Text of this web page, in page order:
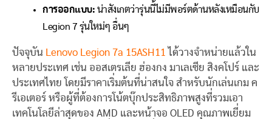
การออกแบบ: น่าสังเกตว่ารุ่นนี้ไม่มีพอร์ตด้านหลังเหมือนกับ
Legion 7 รุ่นใหม่ๆ อื่นๆ
ปัจจุบัน Lenovo Legion 7a 15ASH11
ได้วางจำหน่ายแล้วใน
หลายประเทศ เช่น ออสเตรเลีย ฮ่องกง มาเลเซีย สิงคโปร์ และ
ประเทศไทย โดยมีราคาเริ่มต้นที่น่าสนใจ สำหรับนักเล่นเกม ค
รีเอเตอร์ หรือผู้ที่ต้องการโน้ตบุ๊กประสิทธิภาพสูงที่รวมเอา
เทคโนโลยีล่าสุดของ AMD และหน้าจอ OLED คุณภาพเยี่ยม